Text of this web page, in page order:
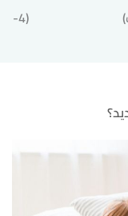
(12-4 سنة)